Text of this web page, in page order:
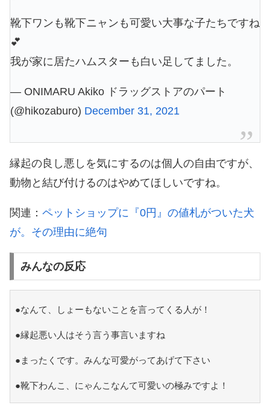
靴下ワンも靴下ニャンも可愛い大事な子たちですね
💕
我が家に居たハムスターも白い足してました。
— ONIMARU Akiko ドラッグストアのパート
(@hikozaburo) December 31, 2021
縁起の良し悪しを気にするのは個人の自由ですが、
動物と結び付けるのはやめてほしいですね。
関連： ペットショップに『0円』の値札がついた犬
が。その理由に絶句
みんなの反応
●なんて、しょーもないことを言ってくる人が！
●縁起悪い人はそう言う事言いますね
●まったくです。みんな可愛がってあげて下さい
●靴下わんこ、にゃんこなんて可愛いの極みですよ！